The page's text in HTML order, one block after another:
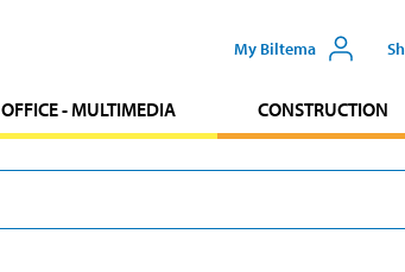
My Biltema
OFFICE - MULTIMEDIA CONSTRUCTION